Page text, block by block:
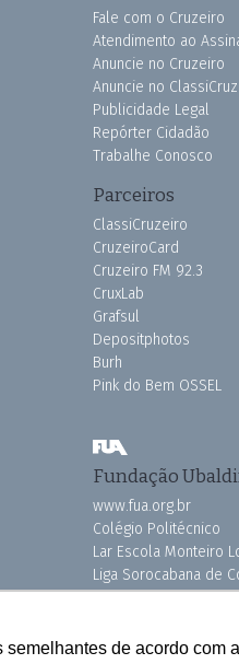
de acordo
Fale com o Cruzeiro
Atendimento ao
Anuncie no Cruzeiro
Anuncie no
Publicidade Legal
Repórter Cidadão
Trabalhe Conosco
Parceiros
ClassiCruzeiro
CruzeiroCard
Cruzeiro FM 92.3
CruxLab
Grafsul
Depositphotos
Burh
Pink do Bem OSSEL
Fundação
www.fua.org.br
Colégio Politécnico
Lar Escola Monteiro
Liga Sorocabana de
Vila dos Velhinhos